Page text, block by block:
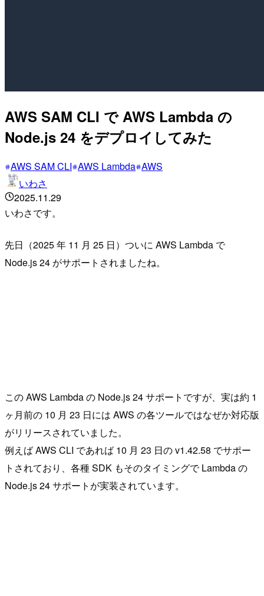
AWS SAM CLI で AWS Lambda の
Node.js 24 をデプロイしてみた
AWS SAM CLI AWS Lambda AWS
いわさ
2025.11.29
いわさです。
先日（2025 年 11 月 25 日）ついに AWS Lambda で
Node.js 24 がサポートされましたね。
この AWS Lambda の Node.js 24 サポートですが、実は約 1
ヶ月前の 10 月 23 日には AWS の各ツールではなぜか対応版
がリリースされていました。
例えば AWS CLI であれば 10 月 23 日の v1.42.58 でサポー
トされており、各種 SDK もそのタイミングで Lambda の
Node.js 24 サポートが実装されています。